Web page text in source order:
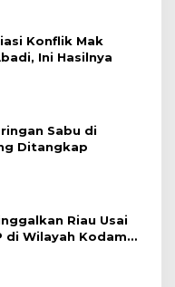
Konflik Mak
Ini Hasilnya
Sabu di
Ditangkap
Riau Usai
di Wilayah Kodam